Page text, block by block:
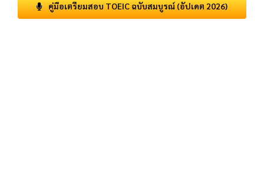
คู่มือเตรียมสอบ TOEIC ฉบับสมบูรณ์ (อัปเดต 2026)